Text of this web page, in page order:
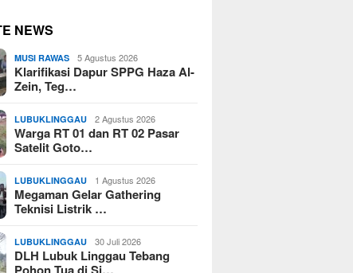
NEWS
MUSI RAWAS 5 Agustus 2026
Klarifikasi Dapur SPPG Haza Al-
Zein, Teg…
LUBUKLINGGAU 2 Agustus 2026
Warga RT 01 dan RT 02 Pasar
Satelit Goto…
LUBUKLINGGAU 1 Agustus 2026
Megaman Gelar Gathering
Teknisi Listrik …
LUBUKLINGGAU 30 Juli 2026
DLH Lubuk Linggau Tebang